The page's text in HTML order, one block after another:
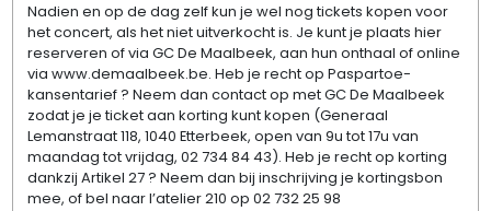
Nadien en op de dag zelf kun je wel nog tickets kopen voor
het concert, als het niet uitverkocht is. Je kunt je plaats hier
reserveren of via GC De Maalbeek, aan hun onthaal of online
via www.demaalbeek.be. Heb je recht op Paspartoe-
kansentarief ? Neem dan contact op met GC De Maalbeek
zodat je je ticket aan korting kunt kopen (Generaal
Lemanstraat 118, 1040 Etterbeek, open van 9u tot 17u van
maandag tot vrijdag, 02 734 84 43). Heb je recht op korting
dankzij Artikel 27 ? Neem dan bij inschrijving je kortingsbon
mee, of bel naar l’atelier 210 op 02 732 25 98